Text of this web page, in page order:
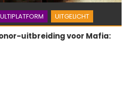
UITGELICHT
uitbreiding voor Mafia: